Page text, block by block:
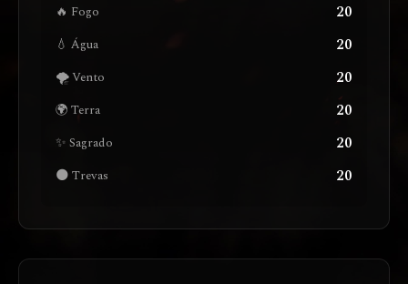
🔥 Fogo 20
💧 Água 20
🌪️ Vento 20
🌍 Terra 20
✨ Sagrado 20
🌑 Trevas 20